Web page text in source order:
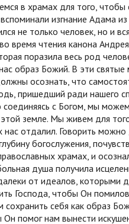
в храмах для того, чтобы
изгнание Адама
не только человек, но и
время чтения канона
поразила весь род
образ Божий. В эти святые
осознать, что
пришедший ради нашего
с Богом, мы
земле. Мы живем для
отдалил. Говорить
богослужения,
храмах, и
душа получила
от идеалов, которыми
Господа, чтобы Он
себя как образ
помог нам вынести